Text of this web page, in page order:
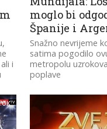
i
moglo bi
Španije i
Snažno nevrijeme
satima pogodilo
metropolu
poplave